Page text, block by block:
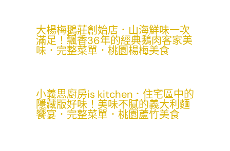
大楊梅鵝莊創始店．山海鮮味一次
滿足！飄香36年的經典鵝肉客家美
味．完整菜單．桃園楊梅美食
小義思廚房is kitchen．住宅區中的
隱藏版好味！美味不膩的義大利麵
饗宴．完整菜單．桃園蘆竹美食